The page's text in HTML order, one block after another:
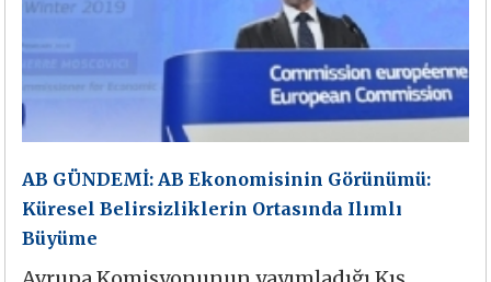
AB GÜNDEMİ: AB Ekonomisinin Görünümü:
Küresel Belirsizliklerin Ortasında Ilımlı
Büyüme